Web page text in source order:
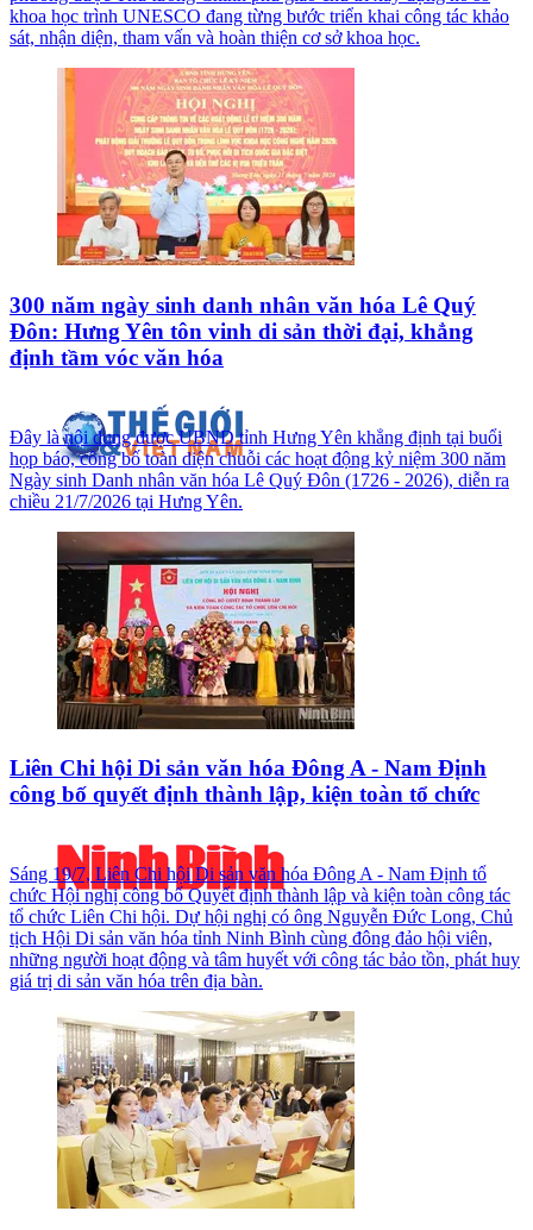
khoa học trình UNESCO đang từng bước triển khai công tác khảo
sát, nhận diện, tham vấn và hoàn thiện cơ sở khoa học.
300 năm ngày sinh danh nhân văn hóa Lê Quý
Đôn: Hưng Yên tôn vinh di sản thời đại, khẳng
định tầm vóc văn hóa
Đây là nội dung được UBND tỉnh Hưng Yên khẳng định tại buổi
họp báo, công bố toàn diện chuỗi các hoạt động kỷ niệm 300 năm
Ngày sinh Danh nhân văn hóa Lê Quý Đôn (1726 - 2026), diễn ra
chiều 21/7/2026 tại Hưng Yên.
Liên Chi hội Di sản văn hóa Đông A - Nam Định
công bố quyết định thành lập, kiện toàn tổ chức
Sáng 19/7, Liên Chi hội Di sản văn hóa Đông A - Nam Định tổ
chức Hội nghị công bố Quyết định thành lập và kiện toàn công tác
tổ chức Liên Chi hội. Dự hội nghị có ông Nguyễn Đức Long, Chủ
tịch Hội Di sản văn hóa tỉnh Ninh Bình cùng đông đảo hội viên,
những người hoạt động và tâm huyết với công tác bảo tồn, phát huy
giá trị di sản văn hóa trên địa bàn.